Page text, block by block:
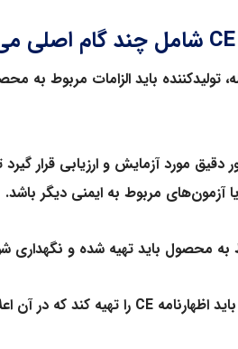
CE شامل چند گام اصلی
تولیدکننده باید الزامات مربوط به
دقیق مورد آزمایش و ارزیابی قرار
آزمون‌های مربوط به ایمنی دیگر باشد.
CE را تهیه کند که در آن